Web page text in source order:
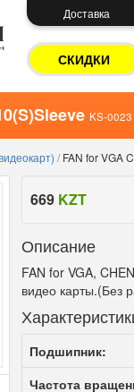
Доставка
СКИДКИ
/FAN for VGA
KS-0023
669 KZT
Описание
FAN for VGA,
видео карты.(Без
Подшипник:
Частота